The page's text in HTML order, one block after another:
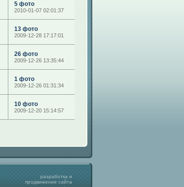
5 фото
2010-01-07 02:01:37
13 фото
2009-12-28 17:17:01
26 фото
2009-12-26 13:35:44
1 фото
2009-12-26 01:31:34
10 фото
2009-12-20 15:14:57
разработка и
продвижение сайта